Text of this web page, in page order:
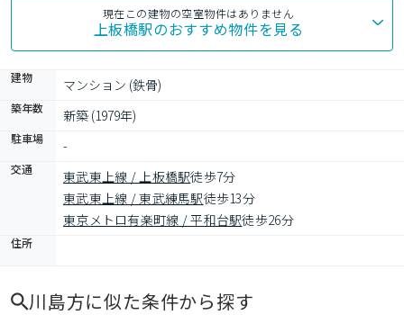
現在この建物の空室物件はありません
上板橋駅のおすすめ物件を見る
建物 マンション (鉄骨)
築年数 新築 (1979年)
駐車場 -
交通 東武東上線 / 上板橋駅徒歩7分
東武東上線 / 東武練馬駅徒歩13分
東京メトロ有楽町線 / 平和台駅徒歩26分
住所
川島方に似た条件から探す